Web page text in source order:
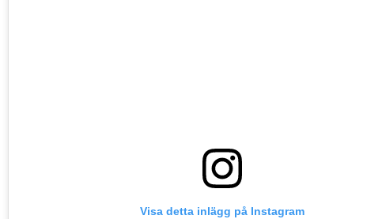
Visa detta inlägg på Instagram